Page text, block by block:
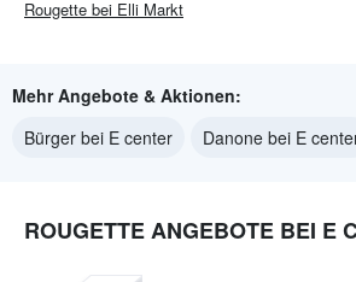
Rougette bei Elli Markt
Mehr Angebote & Aktionen:
Bürger bei E center
Danone bei E
ROUGETTE ANGEBOTE BEI E